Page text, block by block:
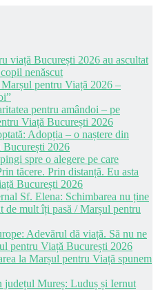
viață București 2026 au ascultat
nenăscut
pentru Viață 2026 –
pentru amândoi – pe
Viață București 2026
Adopția – o naștere din
2026
spre o alegere pe care
tăcere. Prin distanță. Eu asta
București 2026
Sf. Elena: Schimbarea nu ține
de mult îți pasă / Marșul pentru
Adevărul dă viață. Să nu ne
pentru Viață București 2026
la Marșul pentru Viață spunem
Mureș: Luduș și Iernut